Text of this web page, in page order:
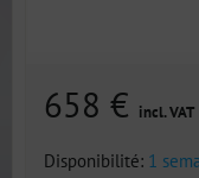
658 € incl. VAT
Disponibilité: 1